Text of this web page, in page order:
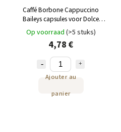
Caffé Borbone Cappuccino
Baileys capsules voor Dolce
Gusto 16 st
Op voorraad (>5 stuks)
4,78 €
Ajouter au
panier